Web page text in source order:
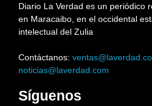
Diario La Verdad es un periódico
en Maracaibo, en el occidental
intelectual del Zulia
Contáctanos:
noticias@laverdad.com
Síguenos